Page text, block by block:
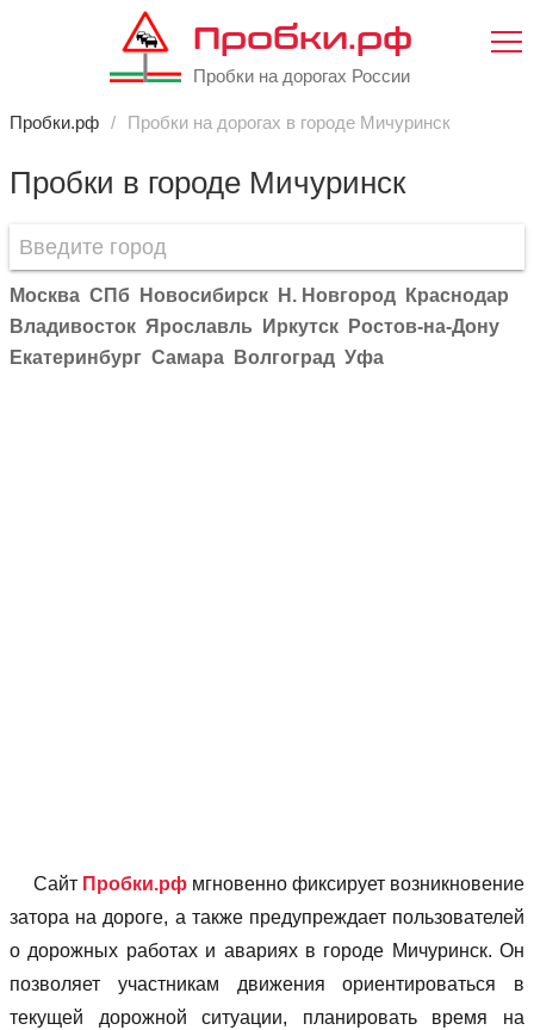
Пробки.рф
Пробки на дорогах России
Пробки.рф Пробки на дорогах в городе Мичуринск
Пробки в городе Мичуринск
Москва СПб Новосибирск Н. Новгород
Краснодар
Владивосток Ярославль Иркутск
Ростов-на-Дону
Екатеринбург Самара Волгоград Уфа
Сайт Пробки.рф мгновенно фиксирует возникновение
затора на дороге, а также предупреждает пользователей
о дорожных работах и авариях в городе Мичуринск. Он
позволяет учаcтникам движения ориентироваться в
текущей дорожной ситуации, планировать время на